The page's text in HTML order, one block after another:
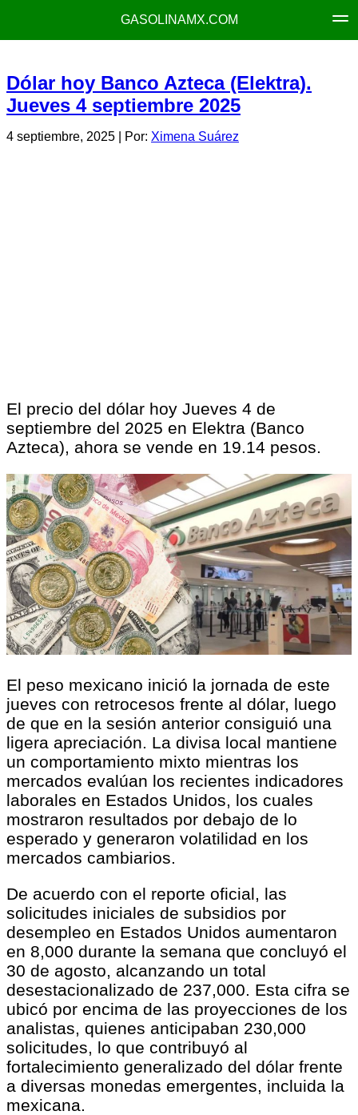
GASOLINAMX.COM
Dólar hoy Banco Azteca (Elektra).
Jueves 4 septiembre 2025
4 septiembre, 2025 | Por: Ximena Suárez
El precio del dólar hoy Jueves 4 de
septiembre del 2025 en Elektra (Banco
Azteca), ahora se vende en 19.14 pesos.
El peso mexicano inició la jornada de este
jueves con retrocesos frente al dólar, luego
de que en la sesión anterior consiguió una
ligera apreciación. La divisa local mantiene
un comportamiento mixto mientras los
mercados evalúan los recientes indicadores
laborales en Estados Unidos, los cuales
mostraron resultados por debajo de lo
esperado y generaron volatilidad en los
mercados cambiarios.
De acuerdo con el reporte oficial, las
solicitudes iniciales de subsidios por
desempleo en Estados Unidos aumentaron
en 8,000 durante la semana que concluyó el
30 de agosto, alcanzando un total
desestacionalizado de 237,000. Esta cifra se
ubicó por encima de las proyecciones de los
analistas, quienes anticipaban 230,000
solicitudes, lo que contribuyó al
fortalecimiento generalizado del dólar frente
a diversas monedas emergentes, incluida la
mexicana.